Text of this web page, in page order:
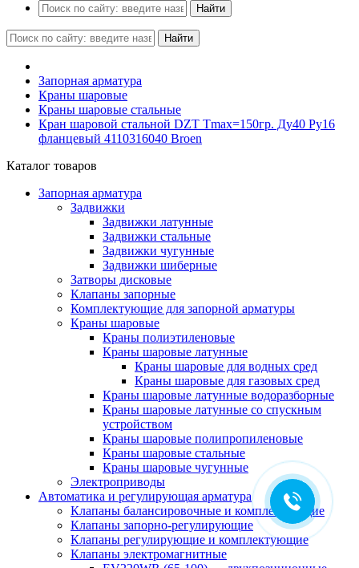
Найти
Найти
Запорная арматура
Краны шаровые
Краны шаровые стальные
Кран шаровой стальной DZT Tmax=150гр. Ду40 Ру16
фланцевый 4110316040 Broen
Каталог товаров
Запорная арматура
Задвижки
Задвижки латунные
Задвижки стальные
Задвижки чугунные
Задвижки шиберные
Затворы дисковые
Клапаны запорные
Комплектующие для запорной арматуры
Краны шаровые
Краны полиэтиленовые
Краны шаровые латунные
Краны шаровые для водных сред
Краны шаровые для газовых сред
Краны шаровые латунные водоразборные
Краны шаровые латунные со спускным
устройством
Краны шаровые полипропиленовые
Краны шаровые стальные
Краны шаровые чугунные
Электроприводы
Автоматика и регулирующая арматура
Клапаны балансировочные и комплектующие
Клапаны запорно-регулирующие
Клапаны регулирующие и комплектующие
Клапаны электромагнитные